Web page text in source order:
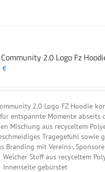
2.0 Logo Fz
€
2.0 Logo FZ Hoodie
entspannte Momente abseits
Mischung aus recyceltem
Tragegefühl sowie
Branding mit Vereins-,
Weicher Stoff aus recyceltem
Innenseite gebürstet